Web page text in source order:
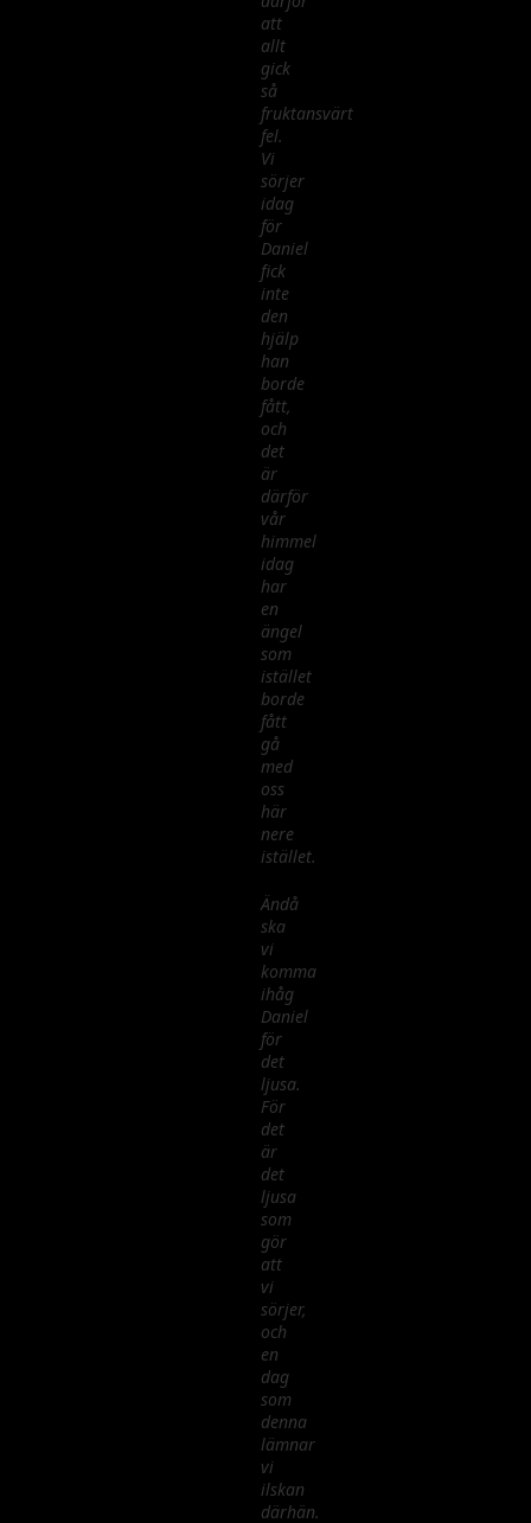
att
allt
gick
så
fruktansvärt
fel.
Vi
sörjer
idag
för
Daniel
fick
inte
den
hjälp
han
borde
fått,
och
det
är
därför
vår
himmel
idag
har
en
ängel
som
istället
borde
fått
gå
med
oss
här
nere
istället.
Ändå
ska
vi
komma
ihåg
Daniel
för
det
ljusa.
För
det
är
det
ljusa
som
gör
att
vi
sörjer,
och
en
dag
som
denna
lämnar
vi
ilskan
därhän.